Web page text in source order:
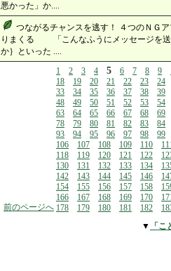
悪かった」か....
つながるチャンスを逃す！ ４つのＮＧ
りまくる 「こんなふうにメッセージ
か｝といった ....
前のページへ
1 2 3 4 5 6 7 8 9
18
19 20 21 22 23
24
33
34 35 36 37 38
39
48
49 50 51 52 53
54
63
64 65 66 67 68
69
78
79 80 81 82 83
84
93
94 95 96 97 98
99
106
107 108 109 110
118
119 120 121 122
130
131 132 133 134
142
143 144 145 146
154
155 156 157 158
166
167 168 169 170
178
179 180 181 182
▼
「